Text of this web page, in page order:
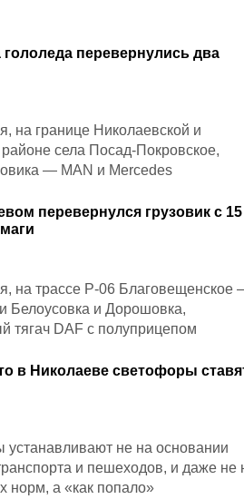
перевернулись два
на границе Николаевской и
села Посад-Покровское,
— MAN и Mercedes
перевернулся грузовик с 15
на трассе Р-06 Благовещенское –
Белоусовка и Дорошовка,
тягач DAF с полуприцепом
в Николаеве светофоры
не на основании
и пешеходов, и даже не
норм, а «как попало»